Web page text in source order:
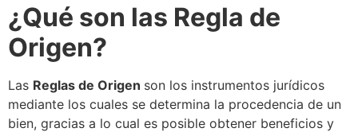
¿Qué son las Regla de
Origen?
Las Reglas de Origen son los instrumentos jurídicos
mediante los cuales se determina la procedencia de un
bien, gracias a lo cual es posible obtener beneficios y